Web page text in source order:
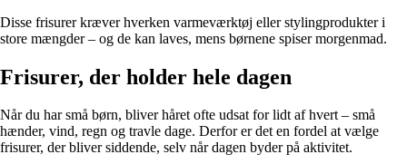
Disse frisurer kræver hverken varmeværktøj eller stylingprodukter i
store mængder – og de kan laves, mens børnene spiser morgenmad.
Frisurer, der holder hele dagen
Når du har små børn, bliver håret ofte udsat for lidt af hvert – små
hænder, vind, regn og travle dage. Derfor er det en fordel at vælge
frisurer, der bliver siddende, selv når dagen byder på aktivitet.